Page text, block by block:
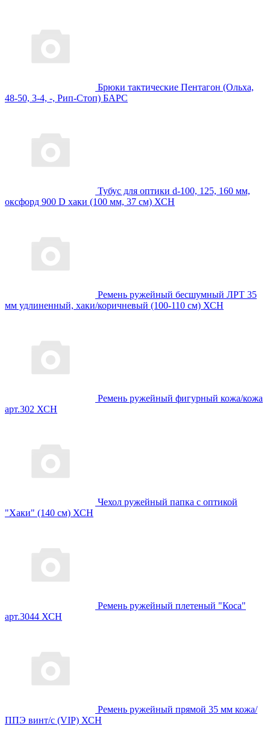
Брюки тактические Пентагон (Ольха,
48-50, 3-4, -, Рип-Стоп) БАРС
Тубус для оптики d-100, 125, 160 мм,
оксфорд 900 D хаки (100 мм, 37 см) ХСН
Ремень ружейный бесшумный ЛРТ 35
мм удлиненный, хаки/коричневый (100-110 см) ХСН
Ремень ружейный фигурный кожа/кожа
арт.302 ХСН
Чехол ружейный папка с оптикой
"Хаки" (140 см) ХСН
Ремень ружейный плетеный "Коса"
арт.3044 ХСН
Ремень ружейный прямой 35 мм кожа/
ППЭ винт/с (VIP) ХСН